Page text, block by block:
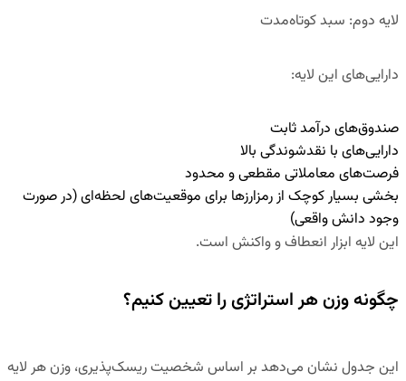
لایه دوم: سبد کوتاه‌مدت
دارایی‌های این لایه:
صندوق‌های درآمد ثابت
دارایی‌های با نقدشوندگی بالا
فرصت‌های معاملاتی مقطعی و محدود
بخشی بسیار کوچک از رمزارزها برای موقعیت‌های لحظه‌ای (در صورت
وجود دانش واقعی)
این لایه ابزار انعطاف و واکنش است.
چگونه وزن هر استراتژی را تعیین کنیم؟
این جدول نشان می‌دهد بر اساس شخصیت ریسک‌پذیری، وزن هر لایه